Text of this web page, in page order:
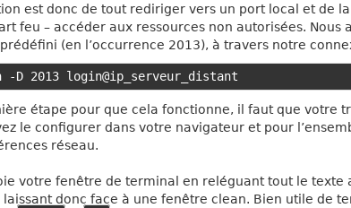
est donc de tout rediriger vers un port local et de
feu – accéder aux ressources non autorisées.
(en l’occurrence 2013), à travers notre
étape pour que cela fonctionne, il faut que votre
le configurer dans votre navigateur et pour
réseau.
votre fenêtre de terminal en reléguant tout le texte
laissant donc face à une fenêtre clean. Bien utile de